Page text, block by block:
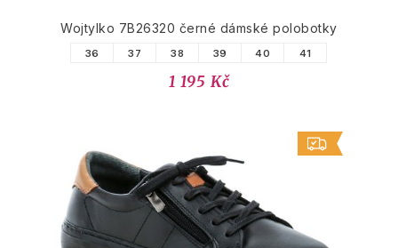
Wojtylko 7B26320 černé dámské polobotky
36 37 38 39 40 41
1 195 Kč